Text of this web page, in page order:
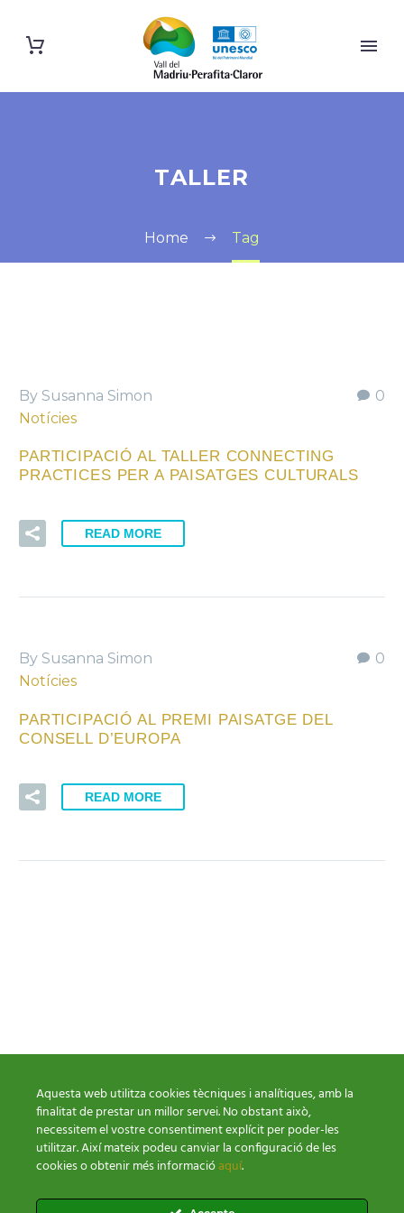
TALLER
Home Tag
0
By Susanna Simon
Notícies
PARTICIPACIÓ AL TALLER CONNECTING
PRACTICES PER A PAISATGES CULTURALS
READ MORE
0
By Susanna Simon
Notícies
PARTICIPACIÓ AL PREMI PAISATGE DEL
CONSELL D’EUROPA
READ MORE
Condicions de venda
Política Cookies
Aquesta web utilitza cookies tècniques i analítiques, amb la
finalitat de prestar un millor servei. No obstant això,
necessitem el vostre consentiment explícit per poder-les
utilitzar. Així mateix podeu canviar la configuració de les
cookies o obtenir més informacióaquí.